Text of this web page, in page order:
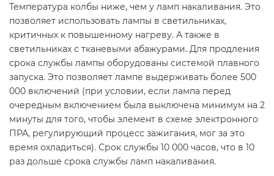
Температура колбы ниже, чем у ламп накаливания. Это
позволяет использовать лампы в светильниках,
критичных к повышенному нагреву. А также в
светильниках с тканевыми абажурами. Для продления
срока службы лампы оборудованы системой плавного
запуска. Это позволяет лампе выдерживать более 500
000 включений (при условии, если лампа перед
очередным включением была выключена минимум на 2
минуты для того, чтобы элемент в схеме электронного
ПРА, регулирующий процесс зажигания, мог за это
время охладиться). Срок службы 10 000 часов, что в 10
раз дольше срока службы ламп накаливания.